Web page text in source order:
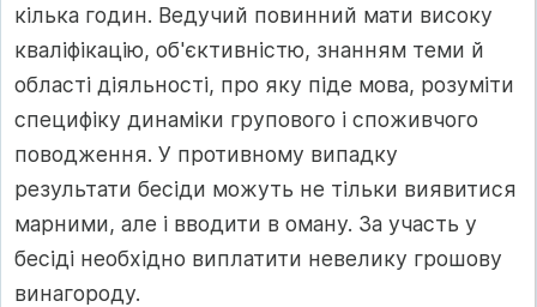
кілька годин. Ведучий повинний мати високу
кваліфікацію, об'єктивністю, знанням теми й
області діяльності, про яку піде мова, розуміти
специфіку динаміки групового і споживчого
поводження. У противному випадку
результати бесіди можуть не тільки виявитися
марними, але і вводити в оману. За участь у
бесіді необхідно виплатити невелику грошову
винагороду.